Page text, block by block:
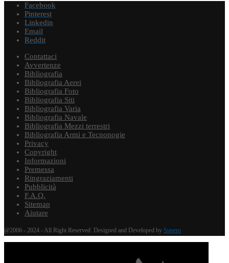
Facebook
Pinterest
Linkedin
Email
Reddit
Contattaci
Avvertenze
Bibliografia
Bibliografia Aerei
Bibliografia Foto
Bibliografia Siti
Bibliografia Varia
Bibliografia Navale
Bibliografia Mezzi terrestri
Bibliografia Armi e Tecnonogie
Privacy
Copyright
Informazioni
Premessa
Ringraziamenti
Pubblicità
F.A.Q.
Sitemap
Aiutare
@2006 - 2024 - All Right Reserved. Designed and Developed by Supero